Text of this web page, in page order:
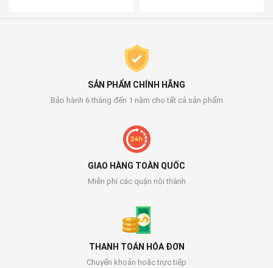
SẢN PHẨM CHÍNH HÃNG
Bảo hành 6 tháng đến 1 năm cho tất cả sản phẩm
GIAO HÀNG TOÀN QUỐC
Miễn phí các quận nội thành
THANH TOÁN HÓA ĐƠN
Chuyển khoản hoặc trực tiếp